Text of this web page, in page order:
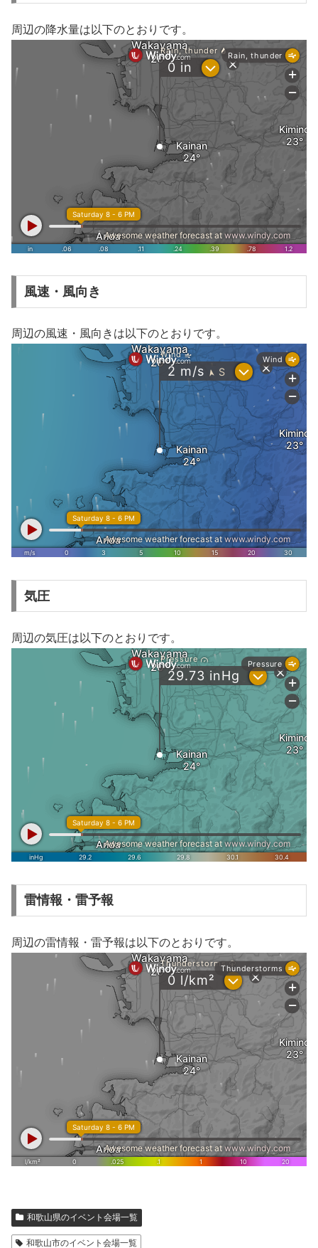
周辺の降水量は以下のとおりです。
風速・風向き
周辺の風速・風向きは以下のとおりです。
気圧
周辺の気圧は以下のとおりです。
雷情報・雷予報
周辺の雷情報・雷予報は以下のとおりです。
和歌山県のイベント会場一覧
和歌山市のイベント会場一覧